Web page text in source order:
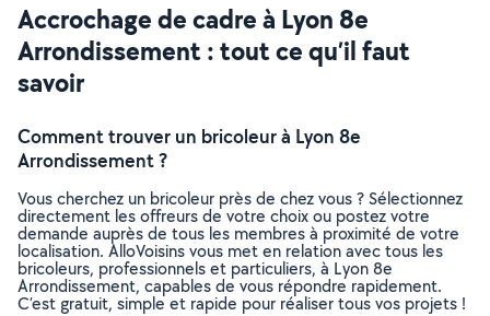
Accrochage de cadre à Lyon 8e
Arrondissement : tout ce qu’il faut
savoir
Comment trouver un bricoleur à Lyon 8e
Arrondissement ?
Vous cherchez un bricoleur près de chez vous ? Sélectionnez
directement les offreurs de votre choix ou postez votre
demande auprès de tous les membres à proximité de votre
localisation. AlloVoisins vous met en relation avec tous les
bricoleurs, professionnels et particuliers, à Lyon 8e
Arrondissement, capables de vous répondre rapidement.
C’est gratuit, simple et rapide pour réaliser tous vos projets !